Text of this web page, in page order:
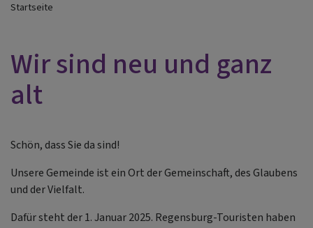
Startseite
Wir sind neu und ganz
alt
Schön, dass Sie da sind!
Unsere Gemeinde ist ein Ort der Gemeinschaft, des Glaubens
und der Vielfalt.
Dafür steht der 1. Januar 2025. Regensburg-Touristen haben